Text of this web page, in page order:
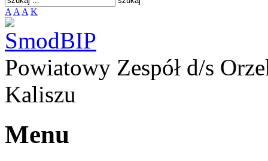
A A A K
Powiatowy Zespół d/s
Kaliszu
Menu